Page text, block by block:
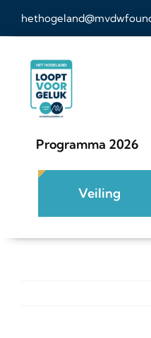
Programma 2026
Veiling